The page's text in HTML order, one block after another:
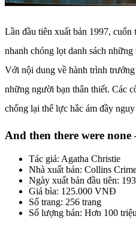
Lần đầu tiên xuất bản 1997, cuốn
nhanh chóng lọt danh sách
Với nội dung về hành trình
những người bạn thân thiết. Các
chống lại thế lực hắc ám đầy
And then there were
Tác giả: Agatha Christie
Nhà xuất bản: Collins
Ngày xuất bản đầu tiên:
Giá bìa: 125.000 VNĐ
Số trang: 256 trang
Số lượng bán: Hơn 100